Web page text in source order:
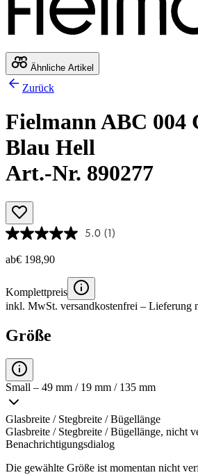
Ähnliche Artikel
Zurück
Fielmann ABC 004
Blau Hell
Art.-Nr. 890277
5.0 (1)
ab€ 198,90
Komplettpreis
inkl. MwSt. versandkostenfrei – Lieferung
Größe
Small – 49 mm / 19 mm / 135 mm
Glasbreite / Stegbreite / Bügellänge
Glasbreite / Stegbreite / Bügellänge, nicht
Benachrichtigungsdialog
Die gewählte Größe ist momentan nicht